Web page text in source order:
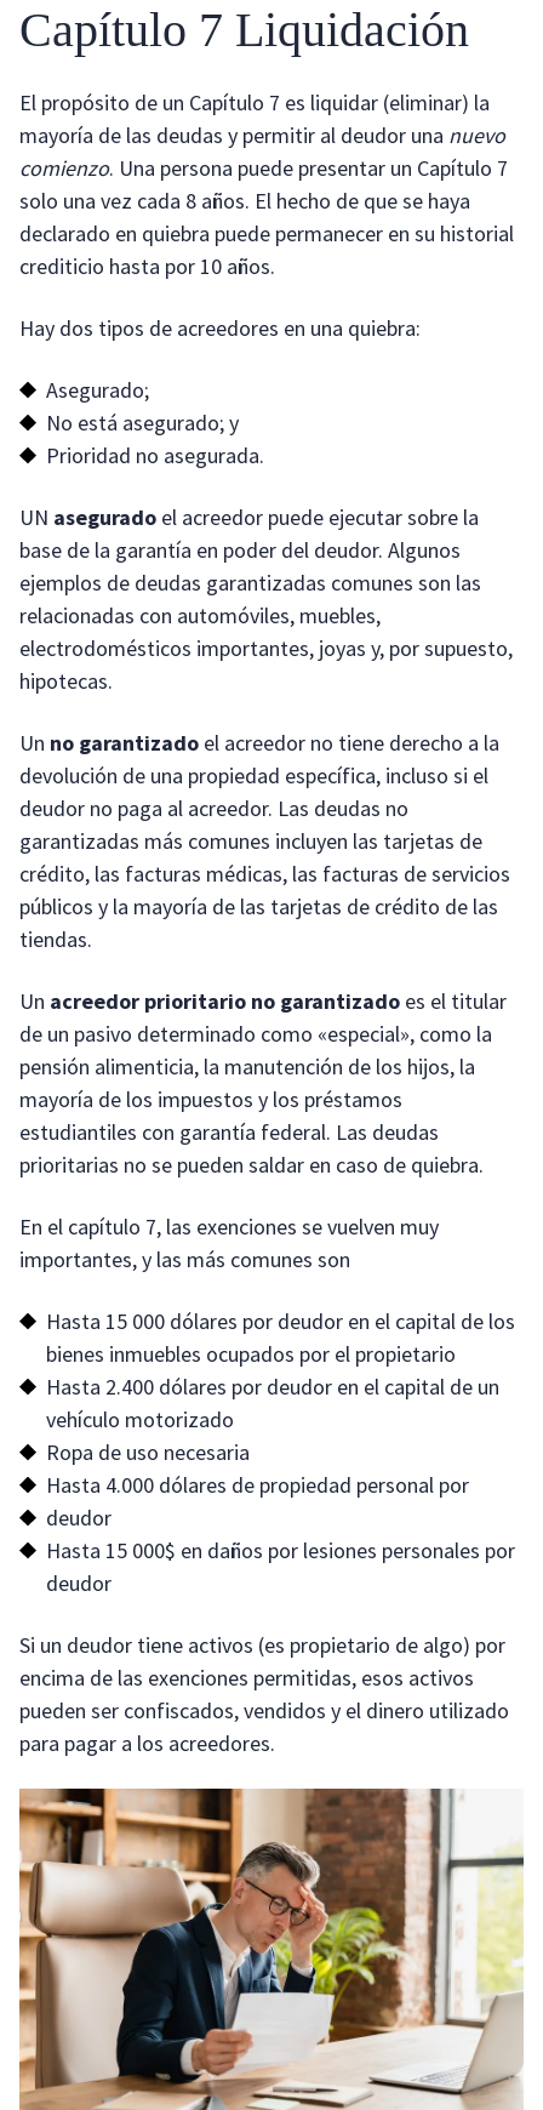
Capítulo 7 Liquidación
El propósito de un Capítulo 7 es liquidar (eliminar) la
mayoría de las deudas y permitir al deudor una nuevo
comienzo. Una persona puede presentar un Capítulo 7
solo una vez cada 8 años. El hecho de que se haya
declarado en quiebra puede permanecer en su historial
crediticio hasta por 10 años.
Hay dos tipos de acreedores en una quiebra:
Asegurado;
No está asegurado; y
Prioridad no asegurada.
UN asegurado el acreedor puede ejecutar sobre la
base de la garantía en poder del deudor. Algunos
ejemplos de deudas garantizadas comunes son las
relacionadas con automóviles, muebles,
electrodomésticos importantes, joyas y, por supuesto,
hipotecas.
Un no garantizado el acreedor no tiene derecho a la
devolución de una propiedad específica, incluso si el
deudor no paga al acreedor. Las deudas no
garantizadas más comunes incluyen las tarjetas de
crédito, las facturas médicas, las facturas de servicios
públicos y la mayoría de las tarjetas de crédito de las
tiendas.
Un acreedor prioritario no garantizado es el titular
de un pasivo determinado como «especial», como la
pensión alimenticia, la manutención de los hijos, la
mayoría de los impuestos y los préstamos
estudiantiles con garantía federal. Las deudas
prioritarias no se pueden saldar en caso de quiebra.
En el capítulo 7, las exenciones se vuelven muy
importantes, y las más comunes son
Hasta 15 000 dólares por deudor en el capital de los
bienes inmuebles ocupados por el propietario
Hasta 2.400 dólares por deudor en el capital de un
vehículo motorizado
Ropa de uso necesaria
Hasta 4.000 dólares de propiedad personal por
deudor
Hasta 15 000$ en daños por lesiones personales por
deudor
Si un deudor tiene activos (es propietario de algo) por
encima de las exenciones permitidas, esos activos
pueden ser confiscados, vendidos y el dinero utilizado
para pagar a los acreedores.